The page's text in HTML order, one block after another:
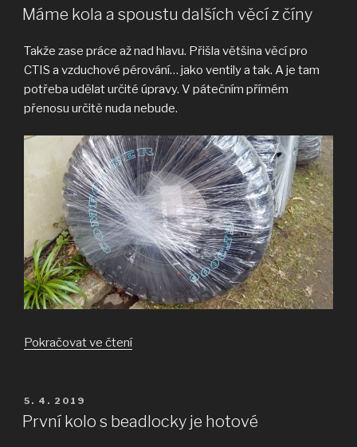
Máme kola a spoustu dalších věcí z číny
Takže zase práce až nad hlavu. Přišla většina věcí pro
CTIS a vzduchové pérování… jako ventily a tak. A je tam
potřeba udělat určité úpravy. V pátečním přímém
přenosu určitě nuda nebude.
Pokračovat ve čtení„Máme
dalších
PUBLIKOVÁNO
5. 4. 2019
První kolo s beadlocky je hotové